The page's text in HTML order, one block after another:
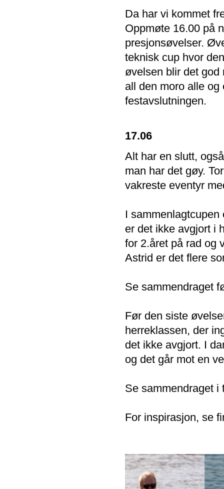
Da har vi kommet
Oppmøte 16.00 på
presjonsøvelser.
teknisk cup hvor
øvelsen blir det god
all den moro alle og
festavslutningen.
17.06
Alt har en slutt,
man har det gøy.
vakreste eventyr
I
er det ikke avgjort i
for 2.året på rad og
Astrid er det flere
Se sammendraget
Før den siste
herreklassen, der
det ikke avgjort. I
og det går mot en
Se sammendraget
For inspirasjon, se